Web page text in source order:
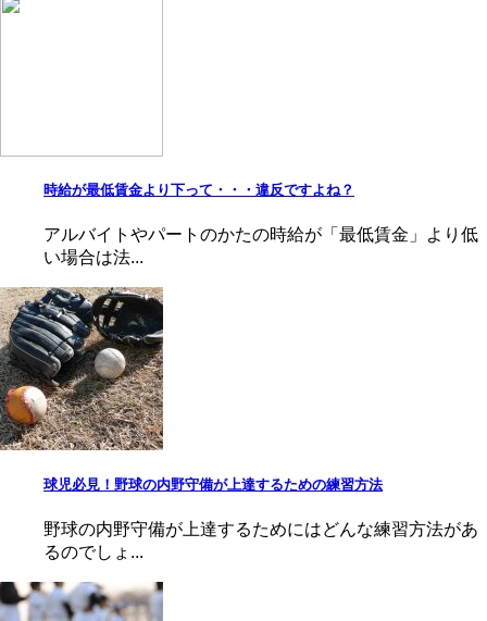
時給が最低賃金より下って・・・違反ですよね？
アルバイトやパートのかたの時給が「最低賃金」より低
い場合は法...
球児必見！野球の内野守備が上達するための練習方法
野球の内野守備が上達するためにはどんな練習方法があ
るのでしょ...